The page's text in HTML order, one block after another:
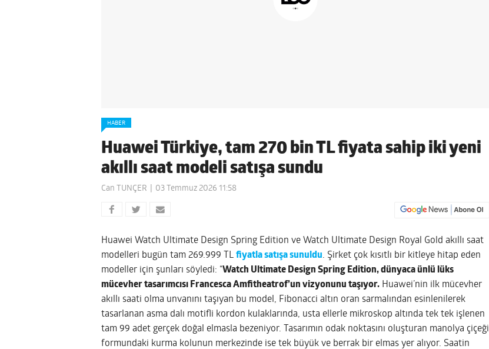
HABER
Huawei Türkiye, tam 270 bin TL fiyata sahip iki yeni
akıllı saat modeli satışa sundu
Can TUNÇER 03 Temmuz 2026 11:58
Huawei Watch Ultimate Design Spring Edition ve Watch Ultimate Design Royal Gold akıllı saat
modelleri bugün tam 269.999 TL fiyatla satışa sunuldu. Şirket çok kısıtlı bir kitleye hitap eden
modeller için şunları söyledi: “Watch Ultimate Design Spring Edition, dünyaca ünlü lüks
mücevher tasarımcısı Francesca Amfitheatrof’un vizyonunu taşıyor. Huawei’nin ilk mücevher
akıllı saati olma unvanını taşıyan bu model, Fibonacci altın oran sarmalından esinlenilerek
tasarlanan asma dalı motifli kordon kulaklarında, usta ellerle mikroskop altında tek tek işlenen
tam 99 adet gerçek doğal elmasla bezeniyor. Tasarımın odak noktasını oluşturan manolya çiçeği
formundaki kurma kolunun merkezinde ise tek büyük ve berrak bir elmas yer alıyor. Saatin